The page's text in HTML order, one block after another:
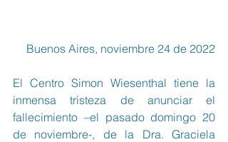
Buenos Aires, noviembre 24 de 2022
El Centro Simon Wiesenthal tiene la
inmensa tristeza de anunciar el
fallecimiento –el pasado domingo 20
de noviembre-, de la Dra. Graciela